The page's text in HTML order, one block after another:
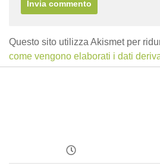
Questo sito utilizza Akismet per
come vengono elaborati i dati